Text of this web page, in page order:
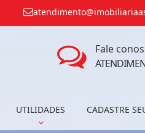
UTILIDADES CADASTRE
Fale